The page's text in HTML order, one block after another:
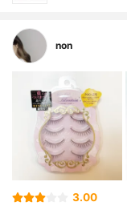
non
3.00